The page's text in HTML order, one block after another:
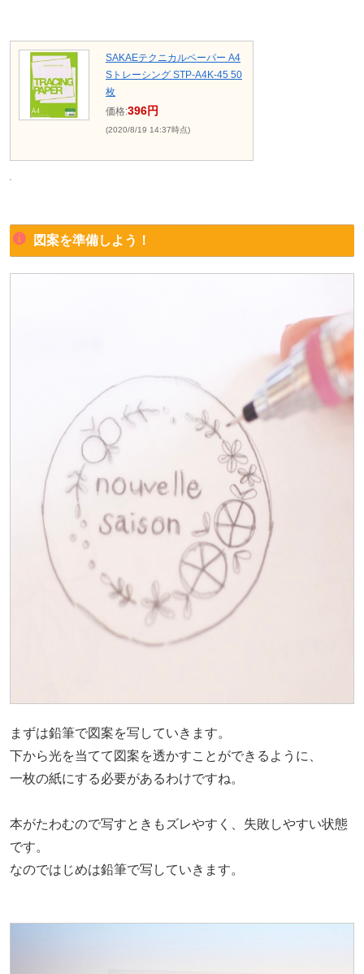
SAKAEテクニカルペーパー A4
Sトレーシング STP-A4K-45 50
枚
価格:396円
(2020/8/19 14:37時点)
図案を準備しよう！
まずは鉛筆で図案を写していきます。
下から光を当てて図案を透かすことができるように、
一枚の紙にする必要があるわけですね。
本がたわむので写すときもズレやすく、失敗しやすい状態
です。
なのではじめは鉛筆で写していきます。